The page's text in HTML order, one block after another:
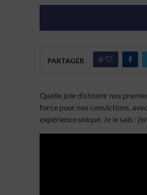
PARTAGER 0
Quelle joie d’obtenir nos
force pour nos convictions,
expérience unique. Je le sais :